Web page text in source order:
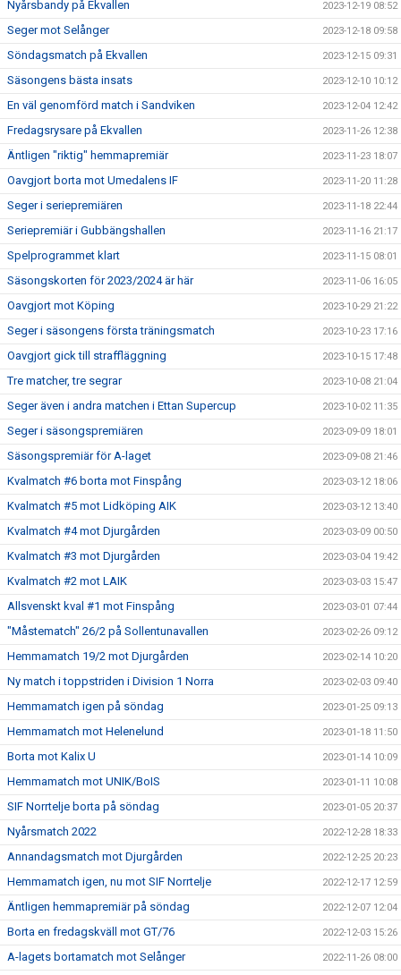
Nyårsbandy på Ekvallen 2023-12-19 08:52
Seger mot Selånger 2023-12-18 09:58
Söndagsmatch på Ekvallen 2023-12-15 09:31
Säsongens bästa insats 2023-12-10 10:12
En väl genomförd match i Sandviken 2023-12-04 12:42
Fredagsrysare på Ekvallen 2023-11-26 12:38
Äntligen "riktig" hemmapremiär 2023-11-23 18:07
Oavgjort borta mot Umedalens IF 2023-11-20 11:28
Seger i seriepremiären 2023-11-18 22:44
Seriepremiär i Gubbängshallen 2023-11-16 21:17
Spelprogrammet klart 2023-11-15 08:01
Säsongskorten för 2023/2024 är här 2023-11-06 16:05
Oavgjort mot Köping 2023-10-29 21:22
Seger i säsongens första träningsmatch 2023-10-23 17:16
Oavgjort gick till straffläggning 2023-10-15 17:48
Tre matcher, tre segrar 2023-10-08 21:04
Seger även i andra matchen i Ettan Supercup 2023-10-02 11:35
Seger i säsongspremiären 2023-09-09 18:01
Säsongspremiär för A-laget 2023-09-08 21:46
Kvalmatch #6 borta mot Finspång 2023-03-12 18:06
Kvalmatch #5 mot Lidköping AIK 2023-03-12 13:40
Kvalmatch #4 mot Djurgården 2023-03-09 00:50
Kvalmatch #3 mot Djurgården 2023-03-04 19:42
Kvalmatch #2 mot LAIK 2023-03-03 15:47
Allsvenskt kval #1 mot Finspång 2023-03-01 07:44
"Måstematch" 26/2 på Sollentunavallen 2023-02-26 09:12
Hemmamatch 19/2 mot Djurgården 2023-02-14 10:20
Ny match i toppstriden i Division 1 Norra 2023-02-03 09:40
Hemmamatch igen på söndag 2023-01-25 09:13
Hemmamatch mot Helenelund 2023-01-18 11:50
Borta mot Kalix U 2023-01-14 10:09
Hemmamatch mot UNIK/BoIS 2023-01-11 10:08
SIF Norrtelje borta på söndag 2023-01-05 20:37
Nyårsmatch 2022 2022-12-28 18:33
Annandagsmatch mot Djurgården 2022-12-25 20:23
Hemmamatch igen, nu mot SIF Norrtelje 2022-12-17 12:59
Äntligen hemmapremiär på söndag 2022-12-07 12:04
Borta en fredagskväll mot GT/76 2022-12-03 15:26
A-lagets bortamatch mot Selånger 2022-11-26 08:00